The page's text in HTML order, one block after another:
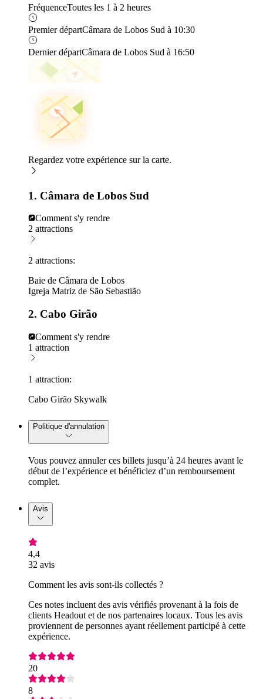
FréquenceToutes les 1 à 2 heures
Premier départCâmara de Lobos Sud à 10:30
Dernier départCâmara de Lobos Sud à 16:50
Regardez votre expérience sur la carte.
1. Câmara de Lobos Sud
Comment s'y rendre
2 attractions
2 attractions:
Baie de Câmara de Lobos
Igreja Matriz de São Sebastião
2. Cabo Girão
Comment s'y rendre
1 attraction
1 attraction:
Cabo Girão Skywalk
Politique d'annulation
Vous pouvez annuler ces billets jusqu’à 24 heures avant le
début de l’expérience et bénéficiez d’un remboursement
complet.
Avis
4,4
32 avis
Comment les avis sont-ils collectés ?
Ces notes incluent des avis vérifiés provenant à la fois de
clients Headout et de nos partenaires locaux. Tous les avis
proviennent de personnes ayant réellement participé à cette
expérience.
20
8